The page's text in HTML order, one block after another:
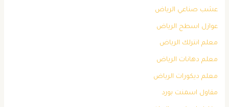
عشب صناعي الرياض
عوازل اسطح الرياض
معلم انترلك الرياض
معلم دهانات الرياض
معلم ديكورات الرياض
مقاول اسمنت بورد